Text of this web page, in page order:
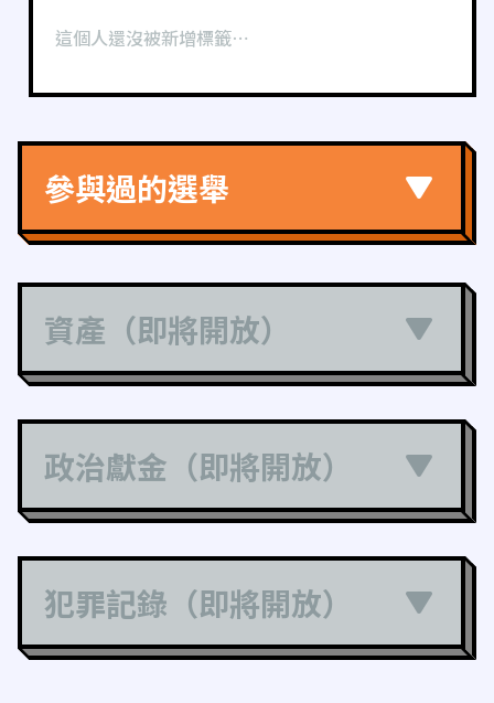
這個人還沒被新增標籤⋯
參與過的選舉
資產（即將開放）
政治獻金（即將開放）
犯罪記錄（即將開放）